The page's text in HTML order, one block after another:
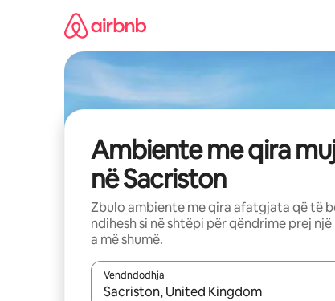
Ambiente me qira
në Sacriston
Zbulo ambiente me qira afatgjata që të
ndihesh si në shtëpi për qëndrime prej një
a më shumë.
Vendndodhja
Kur rezultatet të jenë të disponueshme,